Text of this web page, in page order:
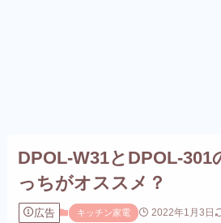
DPOL-W31とDPOL-301
っちがオススメ？
広告 キッチン家電 2022年1月3日